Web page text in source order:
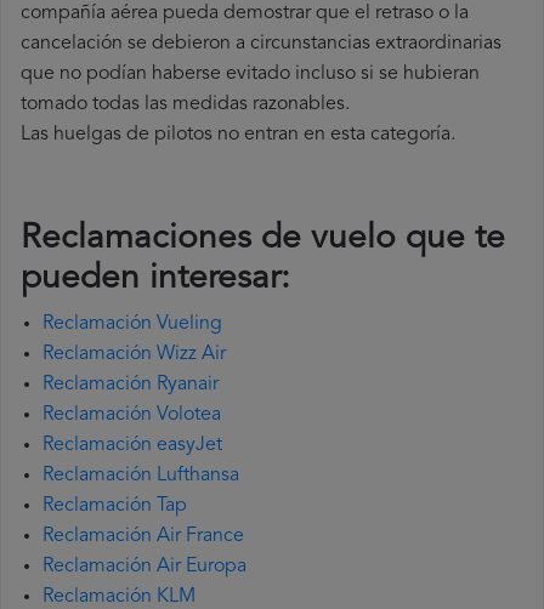
compañía aérea pueda demostrar que el retraso o la
cancelación se debieron a circunstancias extraordinarias
que no podían haberse evitado incluso si se hubieran
tomado todas las medidas razonables.
Las huelgas de pilotos no entran en esta categoría.
Reclamaciones de vuelo que te
pueden interesar:
Reclamación Vueling
Reclamación Wizz Air
Reclamación Ryanair
Reclamación Volotea
Reclamación easyJet
Reclamación Lufthansa
Reclamación Tap
Reclamación Air France
Reclamación Air Europa
Reclamación KLM